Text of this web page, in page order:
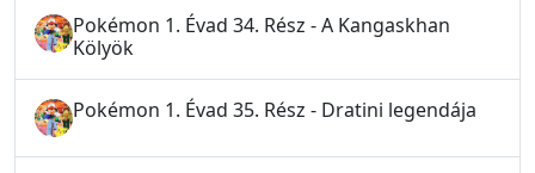
Pokémon 1. Évad 34. Rész - A Kangaskhan
Kölyök
Pokémon 1. Évad 35. Rész - Dratini legendája